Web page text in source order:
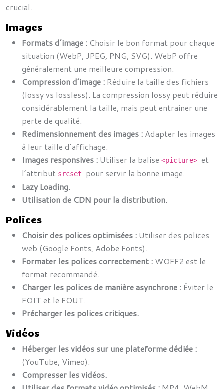
crucial.
Images
Formats d’image : Choisir le bon format pour chaque
situation (WebP, JPEG, PNG, SVG). WebP offre
généralement une meilleure compression.
Compression d’image : Réduire la taille des fichiers
(lossy vs lossless). La compression lossy peut réduire
considérablement la taille, mais peut entraîner une
perte de qualité.
Redimensionnement des images : Adapter les images
à leur taille d’affichage.
Images responsives : Utiliser la balise <picture> et
l’attribut srcset pour servir la bonne image.
Lazy Loading.
Utilisation de CDN pour la distribution.
Polices
Choisir des polices optimisées : Utiliser des polices
web (Google Fonts, Adobe Fonts).
Formater les polices correctement : WOFF2 est le
format recommandé.
Charger les polices de manière asynchrone : Éviter le
FOIT et le FOUT.
Précharger les polices critiques.
Vidéos
Héberger les vidéos sur une plateforme dédiée :
(YouTube, Vimeo).
Compresser les vidéos.